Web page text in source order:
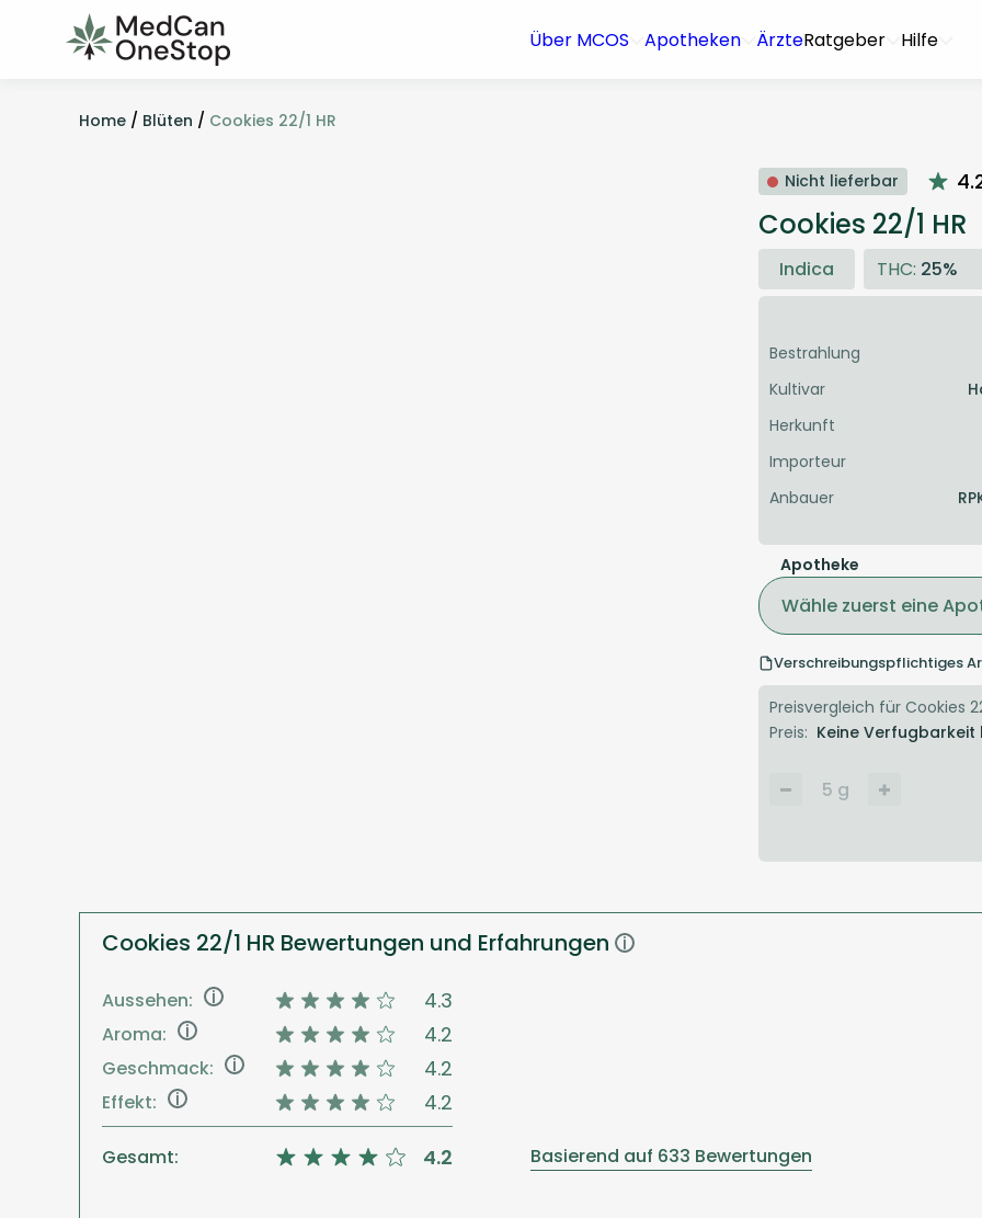
Über MCOS Apotheken ÄrzteRatgeber Hilfe
Home / Blüten / Cookies 22/1 HR
Nicht lieferbar
Cookies 22/1 HR
Indica THC: 25%
Bestrahlung
Kultivar
Herkunft
Importeur
Anbauer
Apotheke
Wähle zuerst eine
Verschreibungspflichtiges
Preisvergleich für Cookies
Preis: Keine
5 g
Cookies 22/1 HR Bewertungen und Erfahrungen i
Aussehen: i 4.3
Aroma: i 4.2
Geschmack: i 4.2
Effekt: i 4.2
Gesamt: 4.2 Basierend auf 633 Bewertungen